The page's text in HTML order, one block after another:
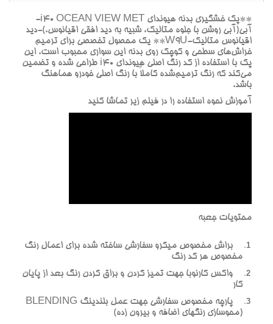
**پک خشگيري بدنه هيونداي i40 OCEAN VIEW MET-
آبي(آبي روشن با جلوه متاليک، شبيه به ديد افقي اقيانوس.)-ديد
اقيانوس متاليک-W9U** يک محصول تخصصي براي ترميم
خراش‌هاي سطحي و کوچک روي بدنه اين سواري محبوب است. اين
پک با استفاده از کد رنگ اصلي هيونداي i40 طراحي شده و تضمين
مي‌کند که رنگ ترميم‌شده کاملاً با رنگ اصلي خودرو هماهنگ
باشد.
آموزش نحوه استفاده را در فيلم زير تماشا کنيد
محتويات جعبه
براش مخصوص ميکرو سفارشي ساخته شده براي اعمال رنگ
مخصوص هر کد رنگ
واکس کارنوبا جهت تميز کردن و براق کردن رنگ بعد از پايان
کار
پارچه مخصوص سفارشي جهت عمل بلندينگ BLENDING
(محوسازي رنگهاي اضافه و بيرون زده)